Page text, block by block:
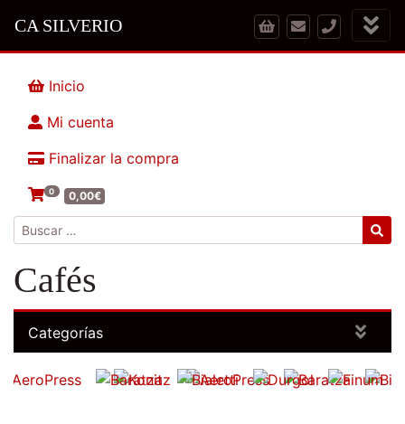
CA SILVERIO
Inicio
Mi cuenta
Finalizar la compra
0 0,00€
Buscar:
Cafés
Categorías